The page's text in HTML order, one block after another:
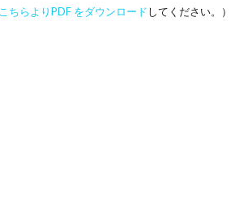
こちらよりPDF をダウンロードしてください。）